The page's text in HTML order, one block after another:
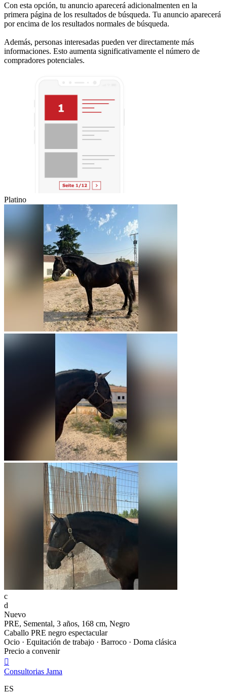
Con esta opción, tu anuncio aparecerá adicionalmenten en la
primera página de los resultados de búsqueda. Tu anuncio aparecerá
por encima de los resultados normales de búsqueda.
Además, personas interesadas pueden ver directamente más
informaciones. Esto aumenta significativamente el número de
compradores potenciales.
Platino
c
d
Nuevo
PRE, Semental, 3 años, 168 cm, Negro
Caballo PRE negro espectacular
Ocio · Equitación de trabajo · Barroco · Doma clásica
Precio a convenir

Consultorias Jama
ES